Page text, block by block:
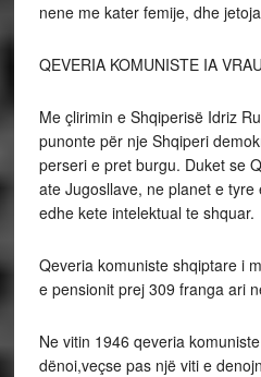
nene me kater femije, dhe
QEVERIA KOMUNISTE IA
Me çlirimin e Shqiperisë Idriz
punonte për nje Shqiperi
perseri e pret burgu. Duket se
ate Jugosllave, ne planet e
edhe kete intelektual te shquar.
Qeveria komuniste shqiptare i
e pensionit prej 309 franga ari
Ne vitin 1946 qeveria
dënoi,veçse pas një viti e